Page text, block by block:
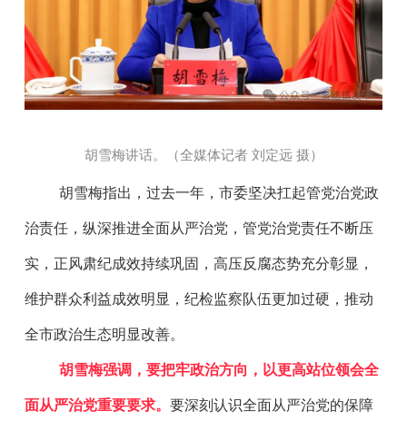
胡雪梅讲话。（全媒体记者 刘定远 摄）
胡雪梅指出，过去一年，市委坚决扛起管党治党政
治责任，纵深推进全面从严治党，管党治党责任不断压
实，正风肃纪成效持续巩固，高压反腐态势充分彰显，
维护群众利益成效明显，纪检监察队伍更加过硬，推动
全市政治生态明显改善。
胡雪梅强调，要把牢政治方向，以更高站位领会全
面从严治党重要要求。 要深刻认识全面从严治党的保障